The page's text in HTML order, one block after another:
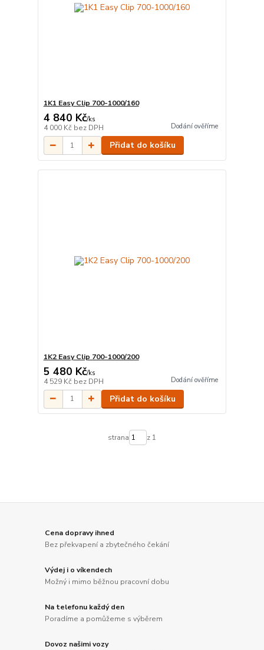
1K1 Easy Clip 700-1000/160
4 840 Kč/ks
4 000 Kč bez DPH Dodání ověříme
Přidat do košíku
1K2 Easy Clip 700-1000/200
5 480 Kč/ks
4 529 Kč bez DPH Dodání ověříme
Přidat do košíku
strana z 1
Cena dopravy ihned
Bez překvapení a zbytečného čekání
Výdej i o víkendech
Možný i mimo běžnou pracovní dobu
Na telefonu každý den
Poradíme a pomůžeme s výběrem
Dovoz našimi vozy